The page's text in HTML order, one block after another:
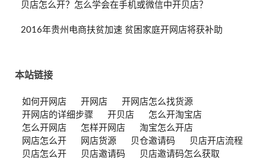
贝店怎么开？怎么学会在手机或微信中开贝店？
2016年贵州电商扶贫加速 贫困家庭开网店将获补助
本站链接
如何开网店 开网店
开网店怎么找货源
开网店的详细步骤
开贝店
怎么开淘宝店
怎么开网店
怎样开网店
淘宝怎么开店
网店怎么开
网店货源 贝仓邀请码
贝店开店流程
贝店怎么开
贝店邀请码
贝店邀请码怎么获取